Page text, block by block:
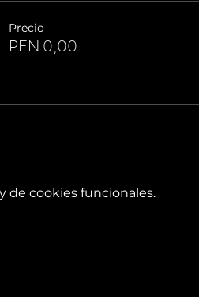
Precio
PEN 0,00
de cookies funcionales.